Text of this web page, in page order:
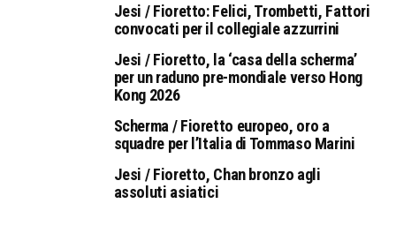
Jesi / Fioretto: Felici, Trombetti, Fattori
convocati per il collegiale azzurrini
Jesi / Fioretto, la ‘casa della scherma’
per un raduno pre-mondiale verso Hong
Kong 2026
Scherma / Fioretto europeo, oro a
squadre per l’Italia di Tommaso Marini
Jesi / Fioretto, Chan bronzo agli
assoluti asiatici